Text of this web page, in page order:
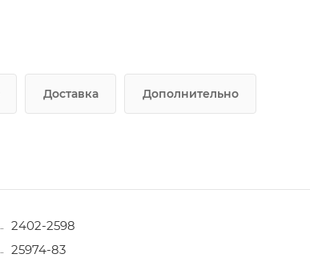
Доставка Дополнительно
2402-2598
25974-83